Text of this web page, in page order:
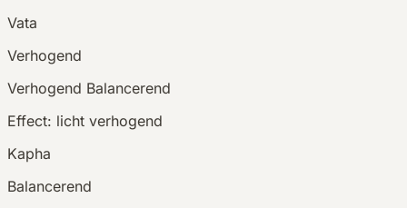
Vata
Verhogend
Verhogend Balancerend
Effect: licht verhogend
Kapha
Balancerend